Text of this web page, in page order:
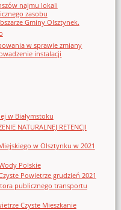
najmu lokali
zasobu
Gminy Olsztynek.
w sprawie zmiany
instalacji
w Białymstoku
NATURALNEJ RETENCJI
w Olsztynku w 2021
Polskie
Powietrze grudzień 2021
publicznego transportu
Czyste Mieszkanie